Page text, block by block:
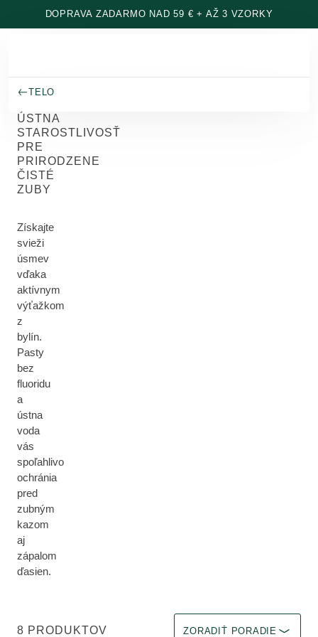
Prejsť na hlavný obsah
DOPRAVA ZADARMO NAD 59 € + AŽ 3 VZORKY
TELO
ÚSTNA
STAROSTLIVOSŤ
PRE
PRIRODZENE
ČISTÉ
ZUBY
Získajte
svieži
úsmev
vďaka
aktívnym
výťažkom
z
bylín.
Pasty
bez
fluoridu
a
ústna
voda
vás
spoľahlivo
ochránia
pred
zubným
kazom
aj
zápalom
ďasien.
8 PRODUKTOV ZORADIŤ PORADIE